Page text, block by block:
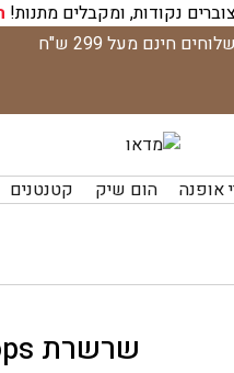
נקודות, ומקבלים מתנות!
חינם מעל 299 ש"ח
אופנה הום שיק קטנטנים
שרשרת Kheops צבעונית